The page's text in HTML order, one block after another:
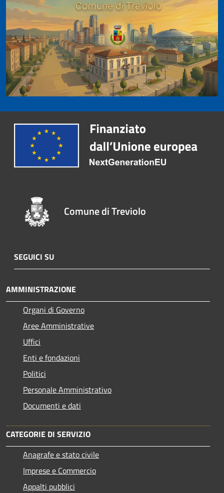
Comune di Treviolo
SEGUICI SU
AMMINISTRAZIONE
Organi di Governo
Aree Amministrative
Uffici
Enti e fondazioni
Politici
Personale Amministrativo
Documenti e dati
CATEGORIE DI SERVIZIO
Anagrafe e stato civile
Imprese e Commercio
Appalti pubblici